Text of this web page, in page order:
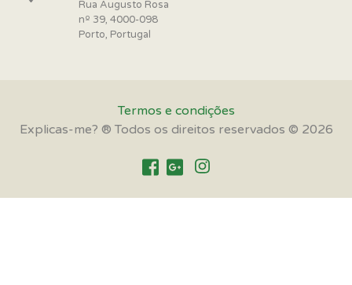
Rua Augusto Rosa
nº 39, 4000-098
Porto, Portugal
Termos e condições
Explicas-me? ® Todos os direitos reservados © 2026